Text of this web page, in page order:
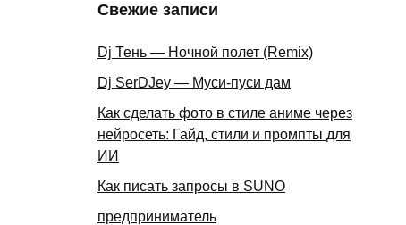
Свежие записи
Dj Тень — Ночной полет (Remix)
Dj SerDJey — Муси-пуси дам
Как сделать фото в стиле аниме через
нейросеть: Гайд, стили и промпты для
ИИ
Как писать запросы в SUNO
предприниматель